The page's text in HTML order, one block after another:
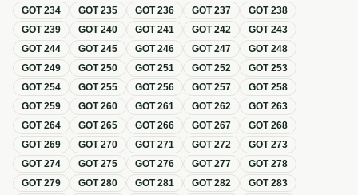
GOT234 GOT235 GOT236 GOT237 GOT238
GOT239 GOT240 GOT241 GOT242 GOT243
GOT244 GOT245 GOT246 GOT247 GOT248
GOT249 GOT250 GOT251 GOT252 GOT253
GOT254 GOT255 GOT256 GOT257 GOT258
GOT259 GOT260 GOT261 GOT262 GOT263
GOT264 GOT265 GOT266 GOT267 GOT268
GOT269 GOT270 GOT271 GOT272 GOT273
GOT274 GOT275 GOT276 GOT277 GOT278
GOT279 GOT280 GOT281 GOT282 GOT283